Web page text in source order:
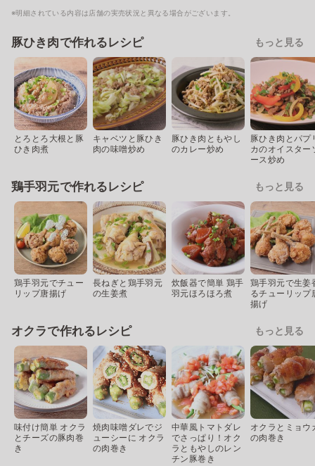
※明細されている内容は店舗の実売状況と異なる場合がございます。
豚ひき肉で作れるレシピ もっと見る
とろとろ大根と豚
ひき肉煮
キャベツと豚ひき
肉の味噌炒め
豚ひき肉ともやし
のカレー炒め
豚ひき肉とパプ
カのオイスター
ース炒め
鶏手羽元で作れるレシピ もっと見る
鶏手羽元でチュー
リップ唐揚げ
長ねぎと鶏手羽元
の生姜煮
炊飯器で簡単 鶏手
羽元ほろほろ煮
鶏手羽元で生姜
るチューリップ
揚げ
オクラで作れるレシピ もっと見る
味付け簡単 オクラ
とチーズの豚肉巻
き
焼肉味噌ダレでジ
ューシーに オクラ
の肉巻き
中華風トマトダレ
でさっぱり！オク
ラともやしのレン
チン豚巻き
オクラとミョウ
の肉巻き